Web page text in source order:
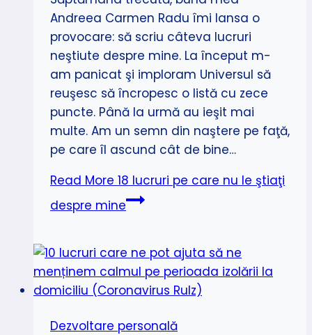
Andreea Carmen Radu îmi lansa o
provocare: să scriu câteva lucruri
neştiute despre mine. La început m-
am panicat şi imploram Universul să
reuşesc să încropesc o listă cu zece
puncte. Până la urmă au ieşit mai
multe. Am un semn din naştere pe faţă,
pe care îl ascund cât de bine…
Read More 18 lucruri pe care nu le ştiaţi
despre mine
Dezvoltare personală